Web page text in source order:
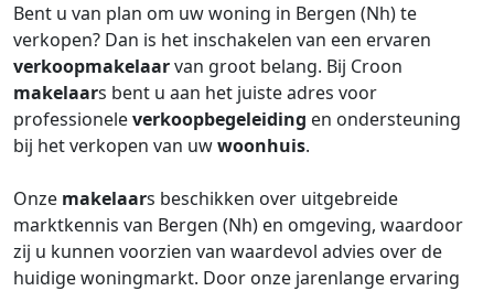
Bent u van plan om uw woning in Bergen (Nh) te
verkopen? Dan is het inschakelen van een ervaren
verkoopmakelaarvan groot belang. Bij Croon
makelaars bent u aan het juiste adres voor
professioneleverkoopbegeleiding en ondersteuning
bij het verkopen van uwwoonhuis.
Onze makelaars beschikken over uitgebreide
marktkennis van Bergen (Nh) en omgeving, waardoor
zij u kunnen voorzien van waardevol advies over de
huidige woningmarkt. Door onze jarenlange ervaring